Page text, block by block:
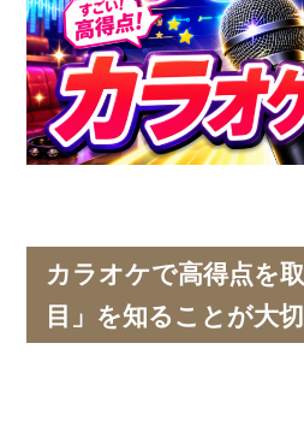
カラオケで高得点を
目」を知ることが大切